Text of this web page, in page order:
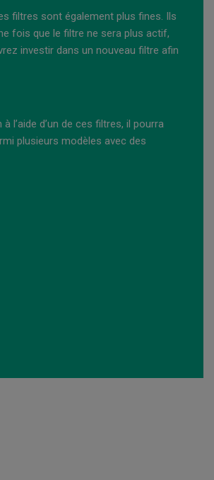
filtres sont également plus fines. Ils
fois que le filtre ne sera plus actif,
investir dans un nouveau filtre afin
à l’aide d’un de ces filtres, il pourra
plusieurs modèles avec des